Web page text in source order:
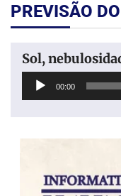
PREVISÃO
Sol,
Tocador
00:00